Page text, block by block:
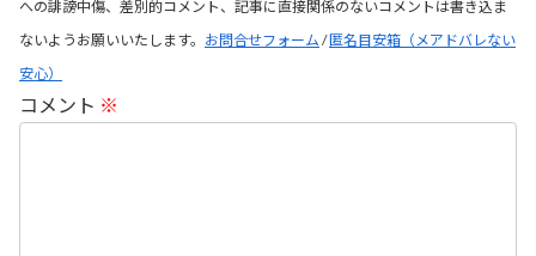
への誹謗中傷、差別的コメント、記事に直接関係のないコメントは書き込ま
ないようお願いいたします。 お問合せフォーム /匿名目安箱（メアドバレない
安心）
コメント ※